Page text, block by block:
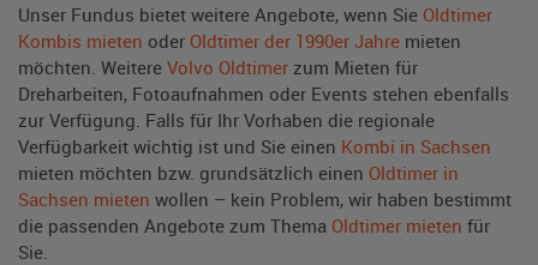
Unser Fundus bietet weitere Angebote, wenn Sie Oldtimer
Kombis mieten oder Oldtimer der 1990er Jahre mieten
möchten. Weitere Volvo Oldtimer zum Mieten für
Dreharbeiten, Fotoaufnahmen oder Events stehen ebenfalls
zur Verfügung. Falls für Ihr Vorhaben die regionale
Verfügbarkeit wichtig ist und Sie einen Kombi in Sachsen
mieten möchten bzw. grundsätzlich einen Oldtimer in
Sachsen mieten wollen – kein Problem, wir haben bestimmt
die passenden Angebote zum Thema Oldtimer mieten für
Sie.